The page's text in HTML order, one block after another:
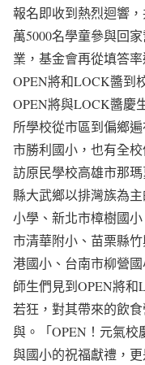
報名即收到熱烈迴響
萬5000名學童參與回
業，基金會再從填答
OPEN將和LOCK醬到
OPEN將與LOCK醬慶
所學校從市區到偏鄉
市勝利國小，也有全
訪原民學校高雄市那
縣大武鄉以排灣族為
小學、新北市樟樹國
市清華附小、苗栗縣
港國小、台南市柳營
師生們見到OPEN將
若狂，對其帶來的飲
與。「OPEN！元氣校
與國小的祝福獻禮，